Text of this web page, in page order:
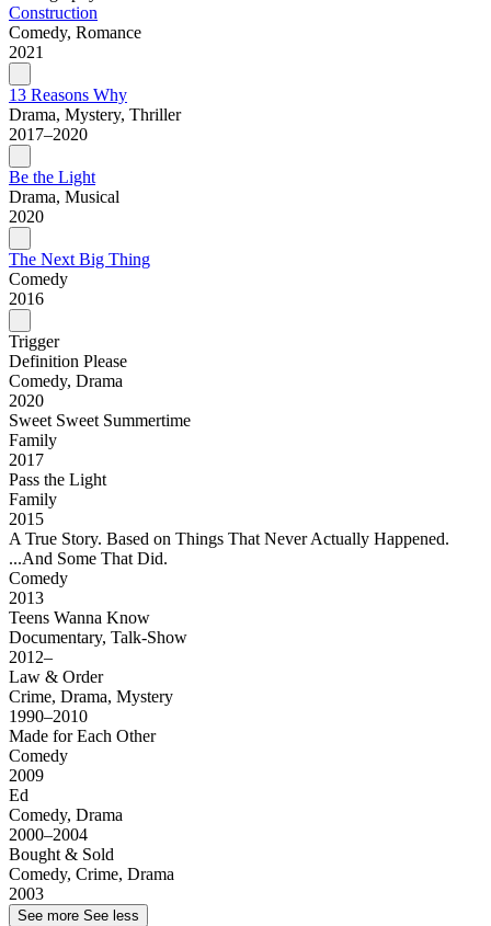
Construction
Comedy, Romance
2021
13 Reasons Why
Drama, Mystery, Thriller
2017–2020
Be the Light
Drama, Musical
2020
The Next Big Thing
Comedy
2016
Trigger
Definition Please
Comedy, Drama
2020
Sweet Sweet Summertime
Family
2017
Pass the Light
Family
2015
A True Story. Based on Things That Never Actually Happened.
...And Some That Did.
Comedy
2013
Teens Wanna Know
Documentary, Talk-Show
2012–
Law & Order
Crime, Drama, Mystery
1990–2010
Made for Each Other
Comedy
2009
Ed
Comedy, Drama
2000–2004
Bought & Sold
Comedy, Crime, Drama
2003
See more See less